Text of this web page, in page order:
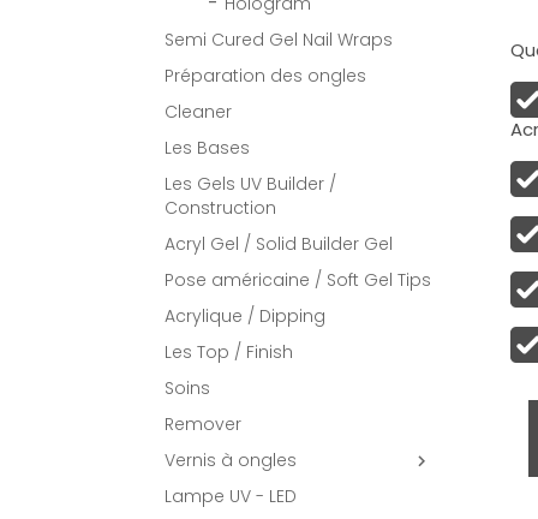
Semi Cured Gel Nail Wraps
Préparation des ongles
Cleaner
Les Bases
Les Gels UV Builder /
Construction
Acryl Gel / Solid Builder Gel
Pose américaine / Soft Gel Tips
Acrylique / Dipping
Les Top / Finish
Soins
Remover
Vernis à ongles

Lampe UV - LED